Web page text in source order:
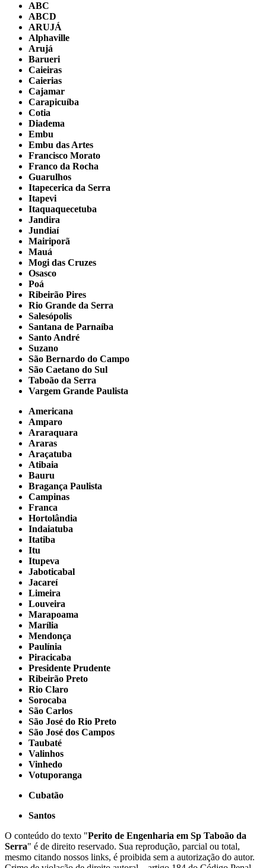
ABC
ABCD
ARUJÁ
Alphaville
Arujá
Barueri
Caieiras
Caierias
Cajamar
Carapicuíba
Cotia
Diadema
Embu
Embu das Artes
Francisco Morato
Franco da Rocha
Guarulhos
Itapecerica da Serra
Itapevi
Itaquaquecetuba
Jandira
Jundiaí
Mairiporã
Mauá
Mogi das Cruzes
Osasco
Poá
Ribeirão Pires
Rio Grande da Serra
Salesópolis
Santana de Parnaíba
Santo André
Suzano
São Bernardo do Campo
São Caetano do Sul
Taboão da Serra
Vargem Grande Paulista
Americana
Amparo
Araraquara
Araras
Araçatuba
Atibaia
Bauru
Bragança Paulista
Campinas
Franca
Hortolândia
Indaiatuba
Itatiba
Itu
Itupeva
Jaboticabal
Jacareí
Limeira
Louveira
Marapoama
Marília
Mendonça
Paulínia
Piracicaba
Presidente Prudente
Ribeirão Preto
Rio Claro
Sorocaba
São Carlos
São José do Rio Preto
São José dos Campos
Taubaté
Valinhos
Vinhedo
Votuporanga
Cubatão
Santos
O conteúdo do texto "Perito de Engenharia em Sp Taboão da
Serra" é de direito reservado. Sua reprodução, parcial ou total,
mesmo citando nossos links, é proibida sem a autorização do autor.